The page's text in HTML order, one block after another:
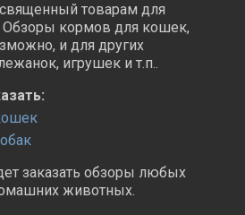
товарам для
кормов для кошек,
и для других
игрушек и т.п..
заказать обзоры любых
животных.